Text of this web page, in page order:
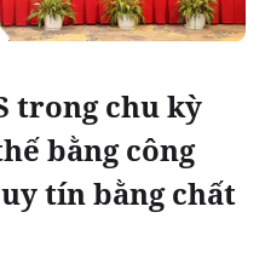
trong chu kỳ
bằng công
tín bằng chất